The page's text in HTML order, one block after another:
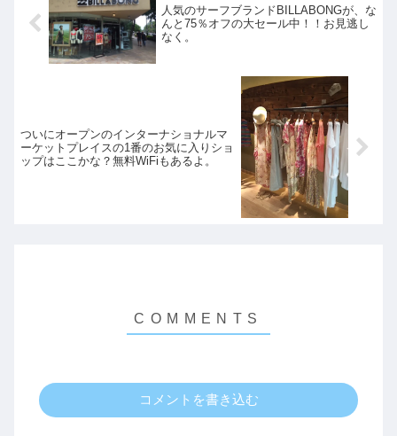
人気のサーフブランドBILLABONGが、な
んと75％オフの大セール中！！お見逃し
なく。
ついにオープンのインターナショナルマ
ーケットプレイスの1番のお気に入りショ
ップはここかな？無料WiFiもあるよ。
コメントを書き込む